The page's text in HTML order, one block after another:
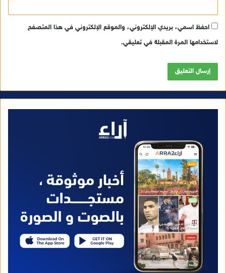
احفظ اسمي، بريدي الإلكتروني، والموقع الإلكتروني في هذا المتصفح
لاستخدامها المرة المقبلة في تعليقي.